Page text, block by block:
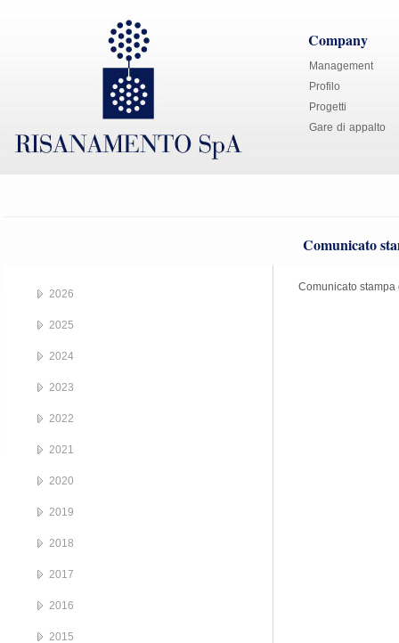
Company
Management
Profilo
Progetti
Gare di appalto
Comunicato
Comunicato
2026
2025
2024
2023
2022
2021
2020
2019
2018
2017
2016
2015